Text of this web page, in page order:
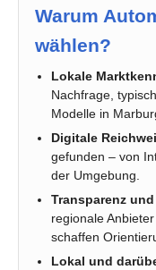
Warum
wählen?
Lokale
Nachfrage,
Modelle in
Digitale
gefunden – von
der Umgebung.
Transparenz
regionale
schaffen
Lokal und